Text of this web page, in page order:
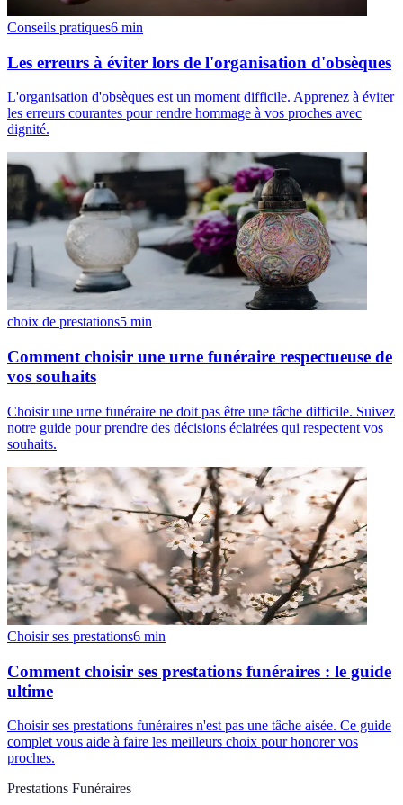
Conseils pratiques6 min
Les erreurs à éviter lors de l'organisation d'obsèques
L'organisation d'obsèques est un moment difficile. Apprenez à éviter
les erreurs courantes pour rendre hommage à vos proches avec
dignité.
choix de prestations5 min
Comment choisir une urne funéraire respectueuse de
vos souhaits
Choisir une urne funéraire ne doit pas être une tâche difficile. Suivez
notre guide pour prendre des décisions éclairées qui respectent vos
souhaits.
Choisir ses prestations6 min
Comment choisir ses prestations funéraires : le guide
ultime
Choisir ses prestations funéraires n'est pas une tâche aisée. Ce guide
complet vous aide à faire les meilleurs choix pour honorer vos
proches.
Prestations Funéraires